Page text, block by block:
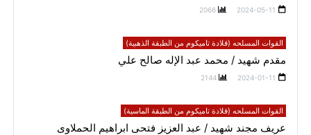
2024-05-11
2066
القوات المسلحه (قلادة تاميكوم من الطبقة الذهبية)
مقدم شهيد / محمد عبد الإله صالح علي
2024-01-11
2144
القوات المسلحه (قلادة تاميكوم من الطبقة الماسية)
عريف مجند شهيد / عبد العزيز فتحى ابراهيم الحملاوى